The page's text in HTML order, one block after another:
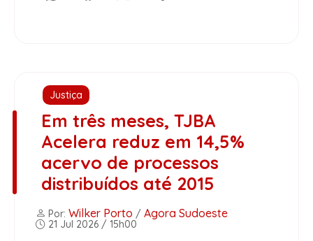
Justiça
Em três meses, TJBA
Acelera reduz em 14,5%
acervo de processos
distribuídos até 2015
Por: Wilker Porto / Agora Sudoeste
21 Jul 2026 / 15h00